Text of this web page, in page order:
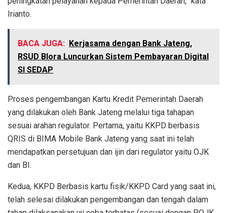
Irianto.
BACA JUGA: Kerjasama dengan Bank Jateng,
RSUD Blora Luncurkan Sistem Pembayaran Digital
SI SEDAP
Proses pengembangan Kartu Kredit Pemerintah Daerah
yang dilakukan oleh Bank Jateng melalui tiga tahapan
sesuai arahan regulator. Pertama, yaitu KKPD berbasis
QRIS di BIMA Mobile Bank Jateng yang saat ini telah
mendapatkan persetujuan dan ijin dari regulator yaitu OJK
dan BI.
Kedua, KKPD Berbasis kartu fisik/KKPD Card yang saat ini,
telah selesai dilakukan pengembangan dan tengah dalam